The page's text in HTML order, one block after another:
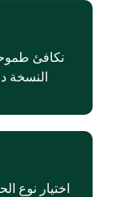
نكافئ
النسخة
اختيار نوع